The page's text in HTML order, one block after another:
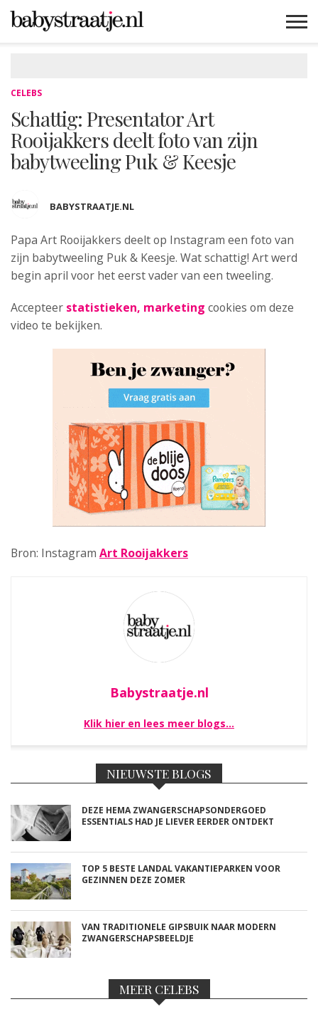
CELEBS
Schattig: Presentator Art
Rooijakkers deelt foto van zijn
babytweeling Puk & Keesje
BABYSTRAATJE.NL
Papa Art Rooijakkers deelt op Instagram een foto van
zijn babytweeling Puk & Keesje. Wat schattig! Art werd
begin april voor het eerst vader van een tweeling.
Accepteer statistieken, marketing cookies om deze
video te bekijken.
Bron: Instagram Art Rooijakkers
Babystraatje.nl
Klik hier en lees meer blogs…
NIEUWSTE BLOGS
DEZE HEMA ZWANGERSCHAPSONDERGOED
ESSENTIALS HAD JE LIEVER EERDER ONTDEKT
TOP 5 BESTE LANDAL VAKANTIEPARKEN VOOR
GEZINNEN DEZE ZOMER
VAN TRADITIONELE GIPSBUIK NAAR MODERN
ZWANGERSCHAPSBEELDJE
MEER CELEBS